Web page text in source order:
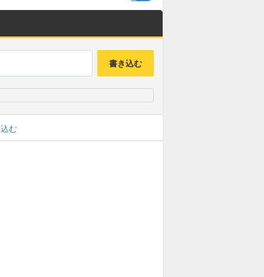
書き込む
む